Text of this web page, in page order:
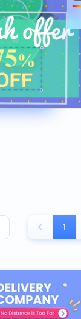
1